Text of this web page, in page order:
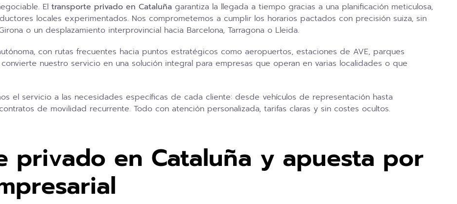
El transporte privado en Cataluña garantiza la llegada a tiempo gracias a una planificación meticulosa,
locales experimentados. Nos comprometemos a cumplir los horarios pactados con precisión suiza, sin
o un desplazamiento interprovincial hacia Barcelona, Tarragona o Lleida.
con rutas frecuentes hacia puntos estratégicos como aeropuertos, estaciones de AVE, parques
nuestro servicio en una solución integral para empresas que operan en varias localidades o que
el servicio a las necesidades específicas de cada cliente: desde vehículos de representación hasta
de movilidad recurrente. Todo con atención personalizada, tarifas claras y sin costes ocultos.
privado en Cataluña y apuesta por